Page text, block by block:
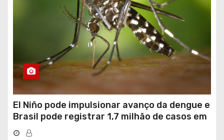
El Niño pode impulsionar avanço da dengue e
Brasil pode registrar 1,7 milhão de casos em
2027